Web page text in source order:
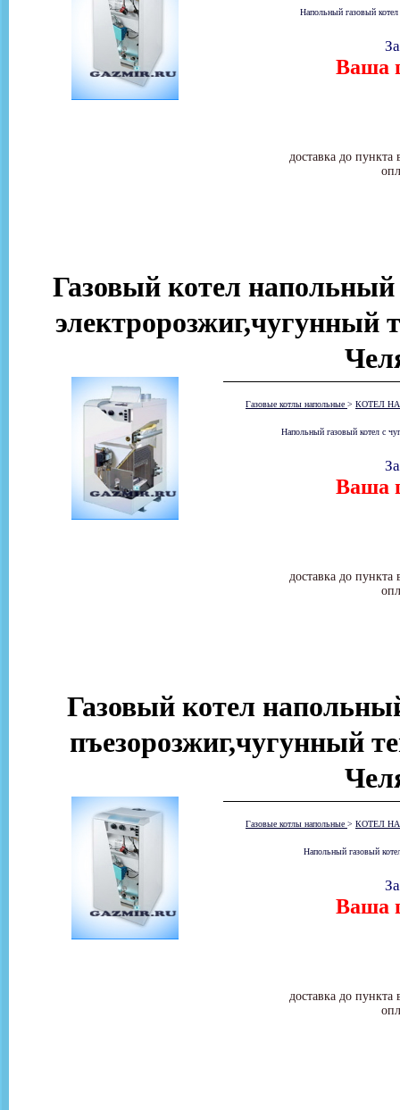
Напольный газовый
Ваша
доставка до
Газовый котел
электророзжиг,чугунный
Газовые котлы напольные > КОТЕЛ
Напольный газовый котел с
Ваша
доставка до
Газовый котел
пъезорозжиг,чугунный
Газовые котлы напольные > КОТЕЛ
Напольный газовый
Ваша
доставка до